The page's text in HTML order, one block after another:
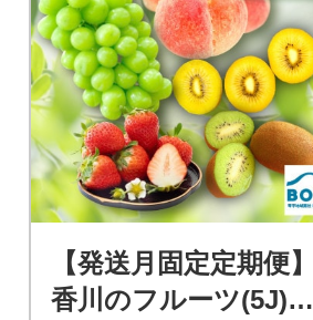
【発送月固定定期便】
香川のフルーツ(5J)全